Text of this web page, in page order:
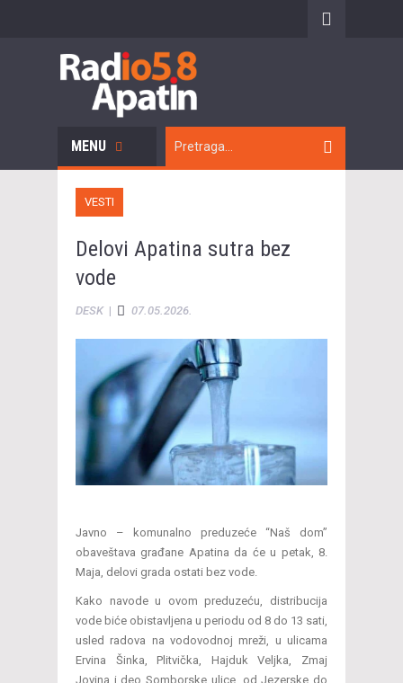
MENU
VESTI
Delovi Apatina sutra bez
vode
DESK| 07.05.2026.
Javno – komunalno preduzeće “Naš dom”
obaveštava građane Apatina da će u petak, 8.
Maja, delovi grada ostati bez vode.
Kako navode u ovom preduzeću, distribucija
vode biće obistavljena u periodu od 8 do 13 sati,
usled radova na vodovodnoj mreži, u ulicama
Ervina Šinka, Plitvička, Hajduk Veljka, Zmaj
Jovina i deo Somborske ulice, od Jezerske do